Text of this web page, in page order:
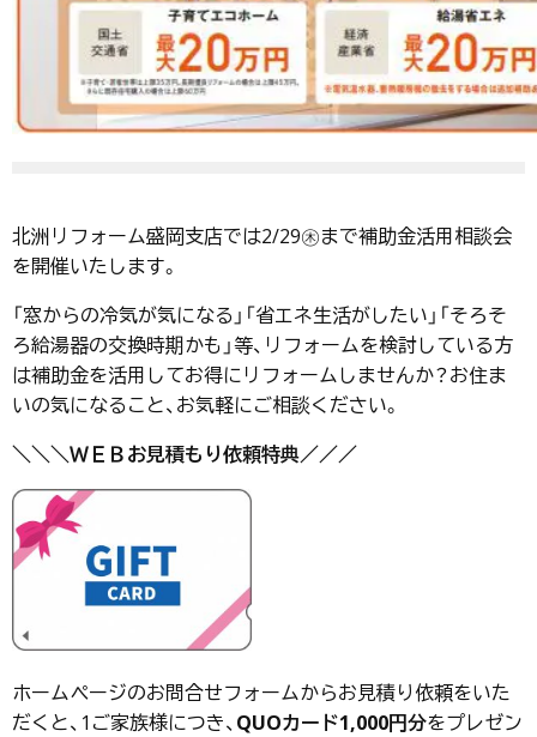
北洲リフォーム盛岡支店では2/29㊍まで補助金活用相談会
を開催いたします。
「窓からの冷気が気になる」「省エネ生活がしたい」「そろそ
ろ給湯器の交換時期かも」等、リフォームを検討している方
は補助金を活用してお得にリフォームしませんか？お住ま
いの気になること、お気軽にご相談ください。
＼＼＼ＷＥＢお見積もり依頼特典／／／
ホームページのお問合せフォームからお見積り依頼をいた
だくと、1ご家族様につき、QUOカード1,000円分をプレゼン